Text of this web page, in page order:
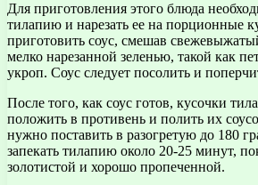
Для приготовления этого блюда
тилапию и нарезать ее на порционные
приготовить соус, смешав
мелко нарезанной зеленью, такой как
укроп. Соус следует посолить и
После того, как соус готов, кусочки
положить в противень и полить их
нужно поставить в разогретую до 180
запекать тилапию около 20-25 минут,
золотистой и хорошо пропеченной.